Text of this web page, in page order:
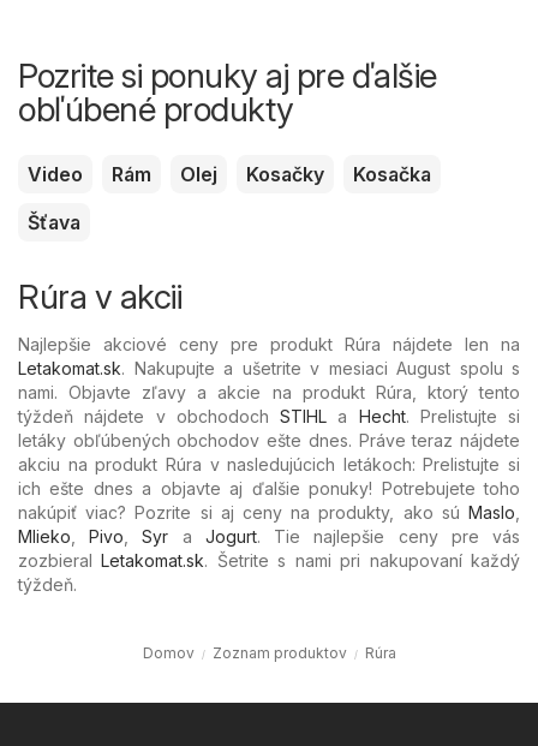
Pozrite si ponuky aj pre ďalšie
obľúbené produkty
Video Rám Olej Kosačky
Kosačka
Šťava
Rúra v akcii
Najlepšie akciové ceny pre produkt Rúra nájdete len na
Letakomat.sk. Nakupujte a ušetrite v mesiaci August spolu s
nami. Objavte zľavy a akcie na produkt Rúra, ktorý tento
týždeň nájdete v obchodoch STIHL a Hecht. Prelistujte si
letáky obľúbenýchobchodov ešte dnes. Práve teraz nájdete
akciu na produkt Rúra v nasledujúcich letákoch: Prelistujte si
ich ešte dnes a objavte aj ďalšie ponuky! Potrebujete toho
nakúpiť viac? Pozrite si aj ceny na produkty, ako sú Maslo
Mlieko ,Pivo ,Syr a Jogurt. Tie najlepšie ceny pre vás
zozbieralLetakomat.sk. Šetrite s nami pri nakupovaní každý
týždeň.
Domov Zoznam produktov Rúra